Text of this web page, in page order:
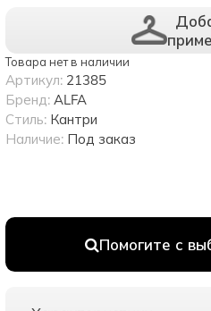
Товара нет в наличии
Помогите с
Артикул: 21385
Бренд: ALFA
Стиль: Кантри
Наличие: Под заказ